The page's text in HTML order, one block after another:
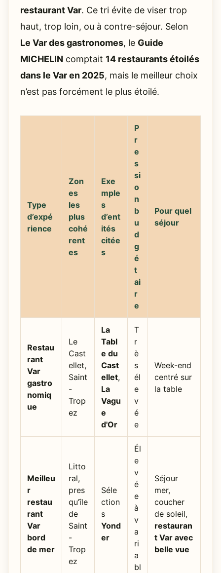
restaurant Var. Ce tri évite de viser trop
haut, trop loin, ou à contre-séjour. Selon
Le Var des gastronomes, le Guide
MICHELIN comptait 14 restaurants étoilés
dans le Var en 2025, mais le meilleur choix
n’est pas forcément le plus étoilé.
Type
d’expé
rience
Zon
es
les
plus
cohé
rent
es
Exe
mple
s
d’ent
ités
citée
s
P
r
e
s
si
o
n
b
u
d
g
é
t
ai
r
e
Pour quel
séjour
Restau
rant
Var
gastro
nomiq
ue
Le
Cast
ellet,
Saint
-
Trop
ez
La
Tabl
e du
Cast
ellet,
La
Vagu
e
d'Or
T
r
è
s
él
e
v
é
e
Week-end
centré sur
la table
Meilleu
r
restau
rant
Var
bord
de mer
Litto
ral,
pres
qu’île
de
Saint
-
Trop
ez
Séle
ction
s
Yond
er
Él
e
v
é
e
à
v
a
ri
a
bl
Séjour
mer,
coucher
de soleil,
restauran
t Var avec
belle vue